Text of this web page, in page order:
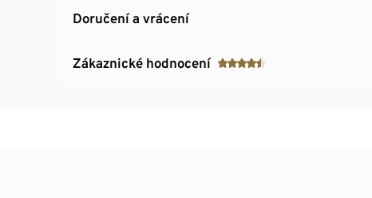
Doručení a vrácení
Zákaznické hodnocení